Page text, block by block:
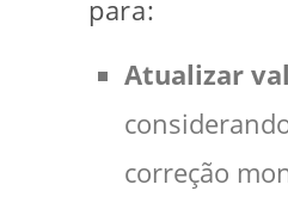
para:
Atualizar
correção